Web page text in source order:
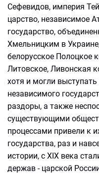
Сефевидов, империя
царство, независимое
государство,
Хмельницким в
белорусское Полоцкое
Литовское, Ливонская
хотя и могли
независимого
раздоры, а также
существующими
процессами привели к
государства, раз и
истории, с XIX века
держав - царской